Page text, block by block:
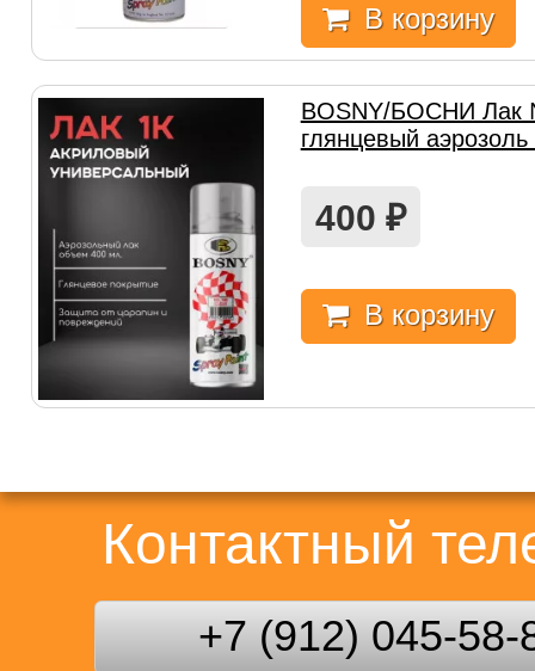
В корзину
BOSNY/БОСНИ Лак
глянцевый аэрозоль
400 ₽
В корзину
Контактный
+7 (912) 045-58-